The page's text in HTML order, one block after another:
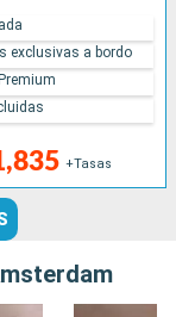
+Tasas
exclusivas a bordo